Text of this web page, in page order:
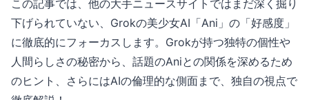
この記事では、他の大手ニュースサイトではまだ深く掘り
下げられていない、Grokの美少女AI「Ani」の「好感度」
に徹底的にフォーカスします。Grokが持つ独特の個性や
人間らしさの秘密から、話題のAniとの関係を深めるため
のヒント、さらにはAIの倫理的な側面まで、独自の視点で